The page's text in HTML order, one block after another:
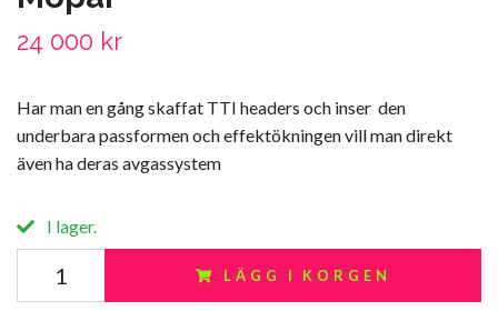
24 000 kr
Har man en gång skaffat TTI headers och inser den
underbara passformen och effektökningen vill man direkt
även ha deras avgassystem
I lager.
LÄGG I KORGEN